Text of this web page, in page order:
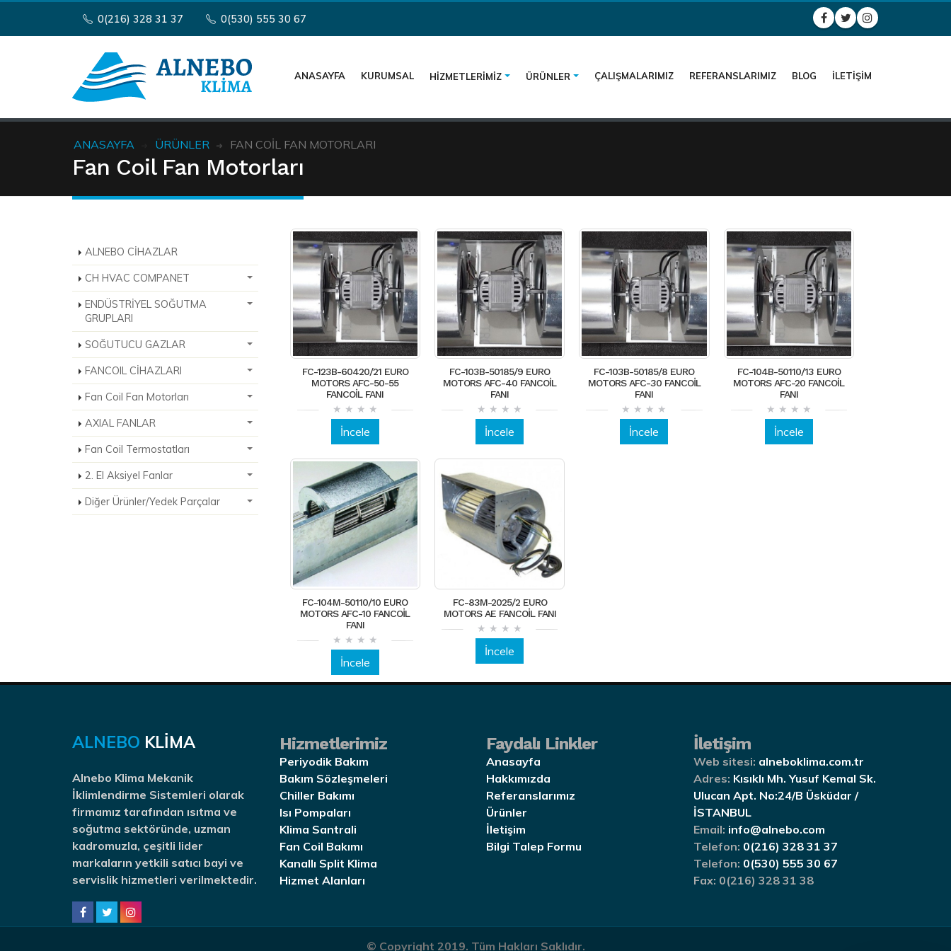
0(216) 328 31 37 0(530) 555 30 67
ANASAYFA KURUMSAL HIZMETLERIMIZ ÜRÜNLER ÇALIŞMALARIMIZ REFERANSLARIMIZ BLOG İLETIŞIM
ANASAYFA ÜRÜNLER FAN COIL FAN MOTORLARI
Fan Coil Fan Motorları
ALNEBO CİHAZLAR
CH HVAC COMPANET
ENDÜSTRİYEL SOĞUTMA
GRUPLARI
SOĞUTUCU GAZLAR
FANCOIL CİHAZLARI
Fan Coil Fan Motorları
AXIAL FANLAR
Fan Coil Termostatları
2. El Aksiyel Fanlar
Diğer Ürünler/Yedek Parçalar
FC-123B-60420/21 EURO
MOTORS AFC-50-55
FANCOİL FANI
İncele
FC-103B-50185/9 EURO
MOTORS AFC-40 FANCOİL
FANI
İncele
FC-103B-50185/8 EURO
MOTORS AFC-30 FANCOİL
FANI
İncele
FC-104B-50110/13 EURO
MOTORS AFC-20 FANCOİL
FANI
İncele
FC-104M-50110/10 EURO
MOTORS AFC-10 FANCOİL
FANI
İncele
FC-83M-2025/2 EURO
MOTORS AE FANCOİL FANI
İncele
ALNEBO KLİMA
Alnebo Klima Mekanik
İklimlendirme Sistemleri olarak
firmamız tarafından ısıtma ve
soğutma sektöründe, uzman
kadromuzla, çeşitli lider
markaların yetkili satıcı bayi ve
servislik hizmetleri verilmektedir.
Hizmetlerimiz
Periyodik Bakım
Bakım Sözleşmeleri
Chiller Bakımı
Isı Pompaları
Klima Santrali
Fan Coil Bakımı
Kanallı Split Klima
Hizmet Alanları
Faydalı Linkler
Anasayfa
Hakkımızda
Referanslarımız
Ürünler
İletişim
Bilgi Talep Formu
İletişim
Web sitesi: alneboklima.com.tr
Adres: Kısıklı Mh. Yusuf Kemal Sk.
Ulucan Apt. No:24/B Üsküdar /
İSTANBUL
Email: info@alnebo.com
Telefon: 0(216) 328 31 37
Telefon: 0(530) 555 30 67
Fax: 0(216) 328 31 38
© Copyright 2019. Tüm Hakları Saklıdır.